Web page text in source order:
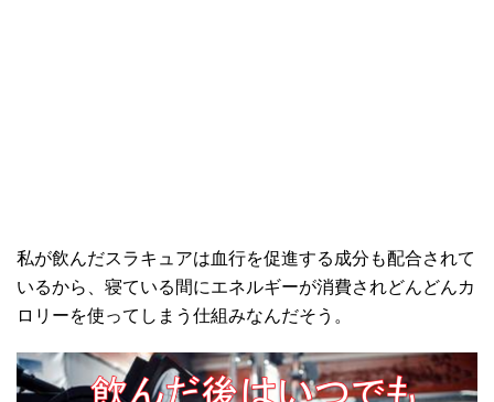
私が飲んだスラキュアは血行を促進する成分も配合されて
いるから、寝ている間にエネルギーが消費されどんどんカ
ロリーを使ってしまう仕組みなんだそう。